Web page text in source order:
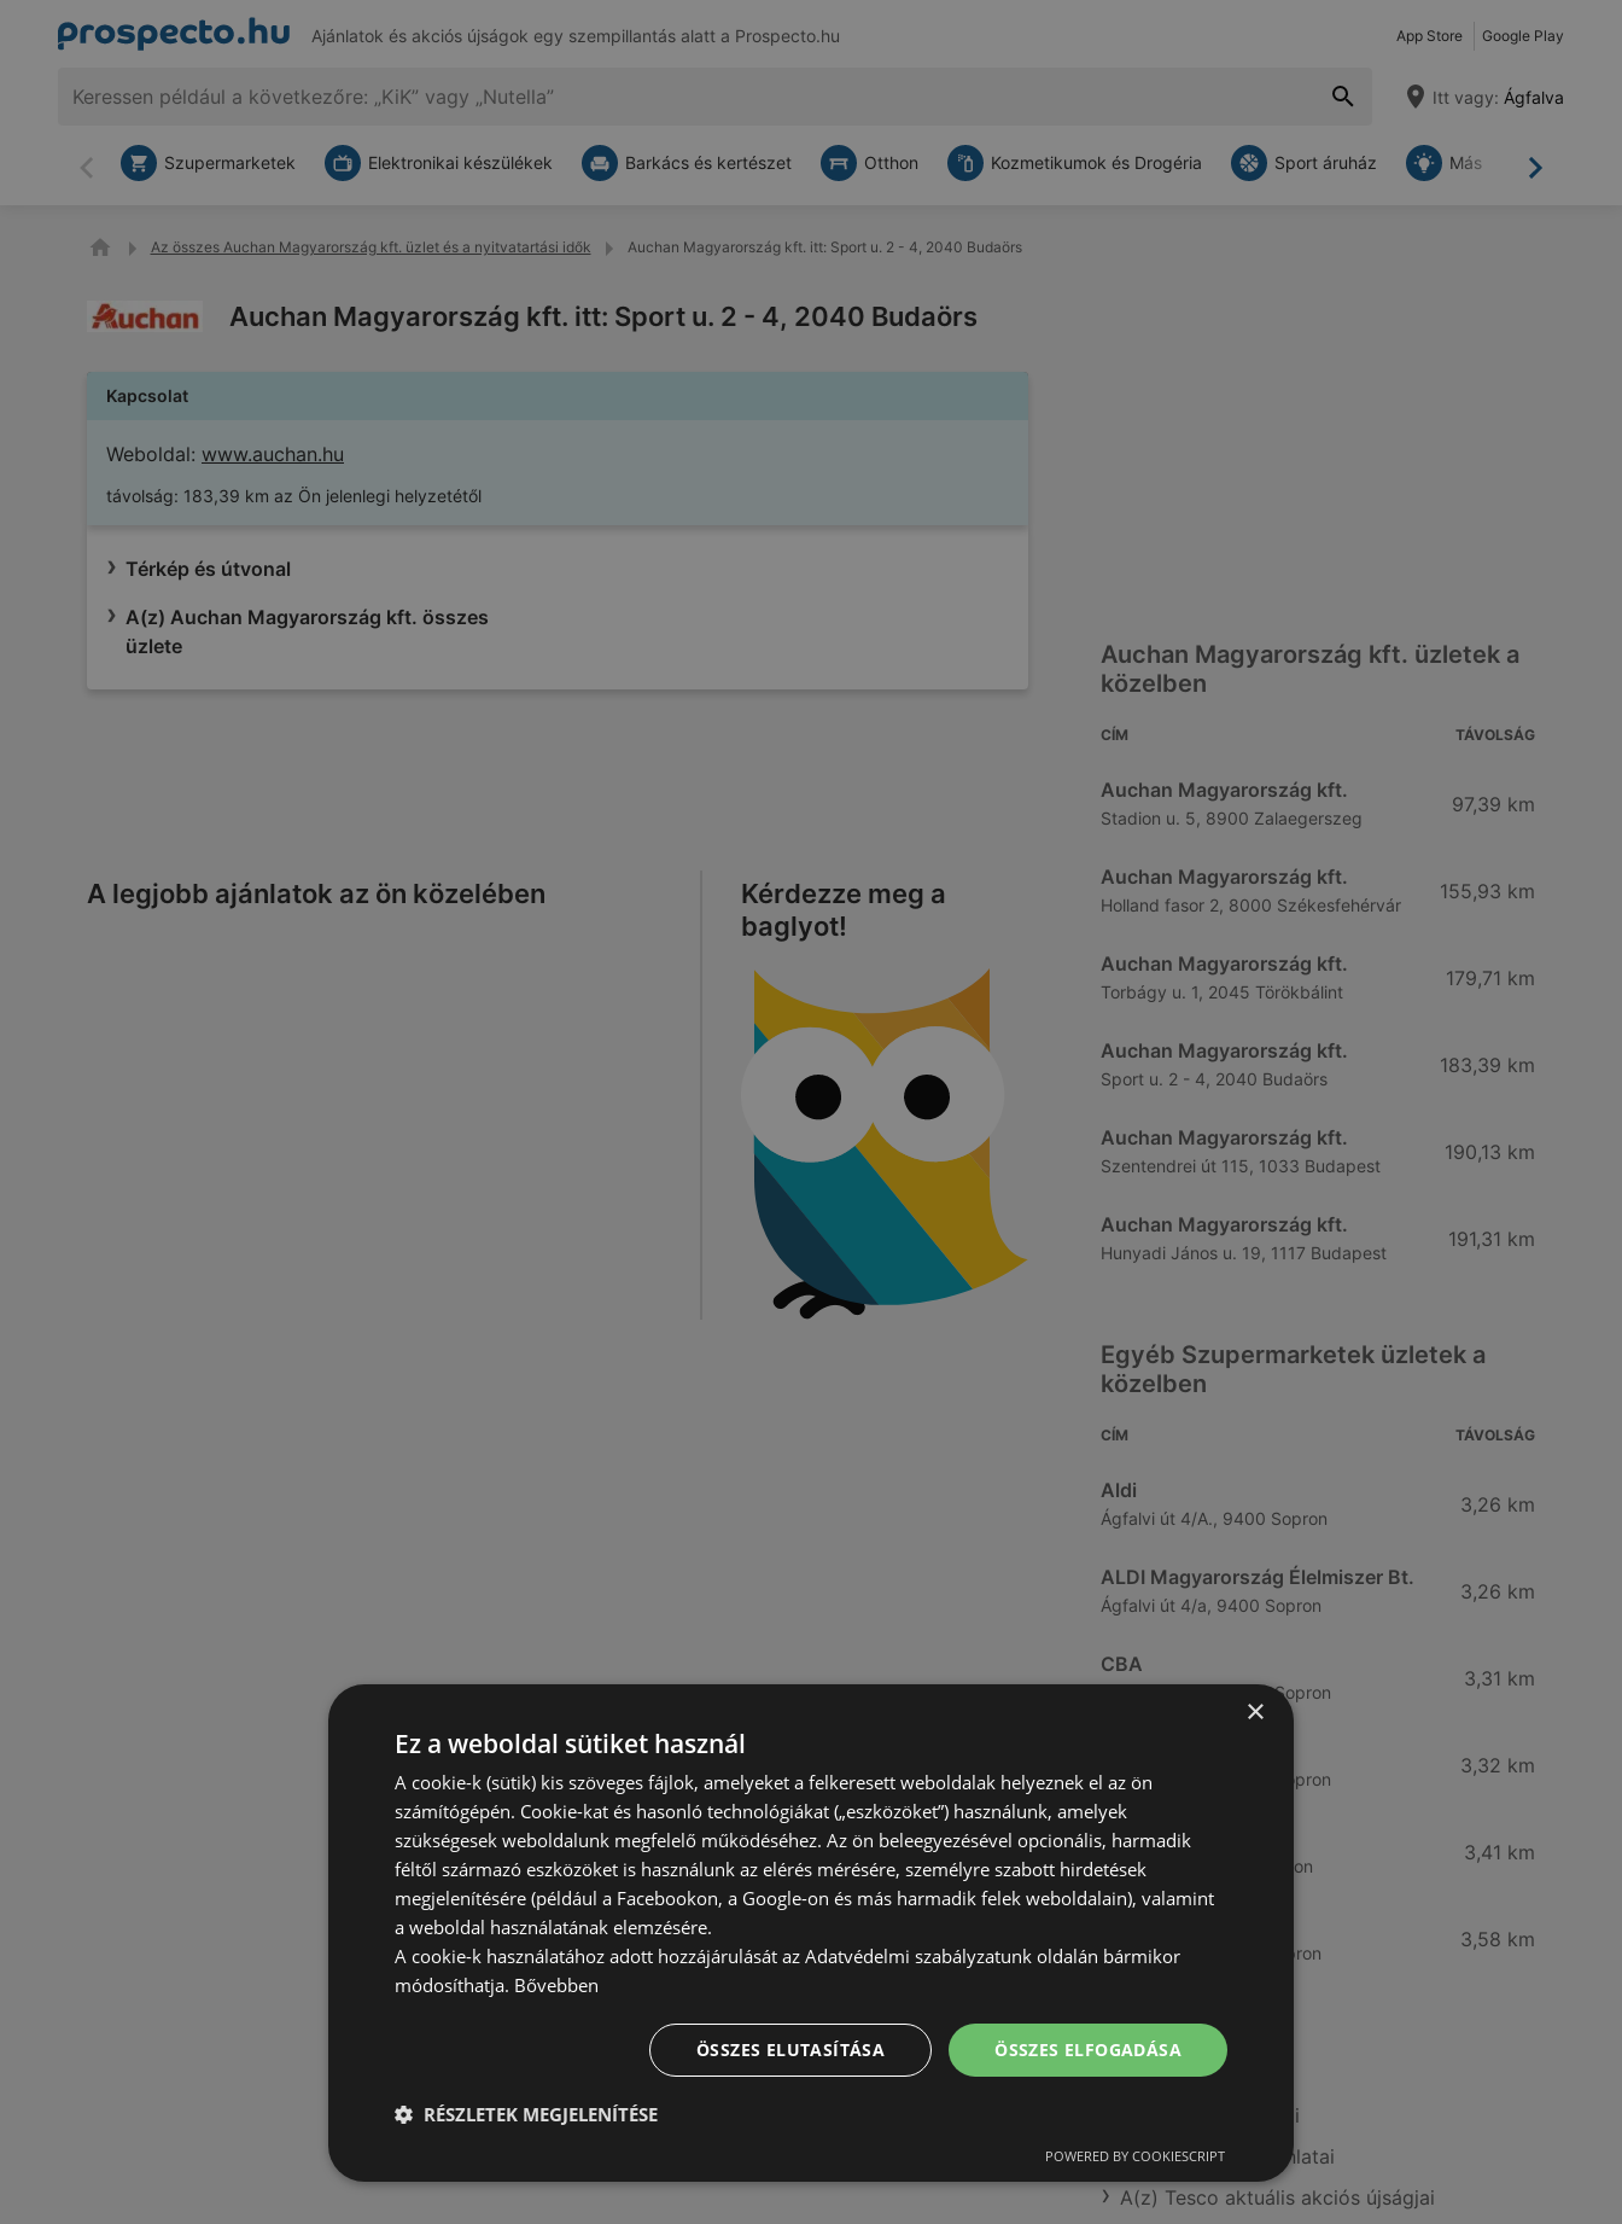
Ajánlatok és akciós újságok egy szempillantás alatt a Prospecto.hu App Store Google Play
Itt vagy: Ágfalva
Vissza Tovább
Szupermarketek Elektronikai készülékek Barkács és kertészet Otthon Kozmetikumok és Drogéria Sport áruház Más
Az összes Auchan Magyarország kft. üzlet és a nyitvatartási idők Auchan Magyarország kft. itt: Sport u. 2 - 4, 2040 Budaörs
Auchan Magyarország kft. itt: Sport u. 2 - 4, 2040 Budaörs
Kapcsolat
Weboldal: www.auchan.hu
távolság: 183,39 km az Ön jelenlegi helyzetétől
Térkép és útvonal
A(z) Auchan Magyarország kft. összes
üzlete
A legjobb ajánlatok az ön közelében
Kérdezze meg a
baglyot!
Auchan Magyarország kft. üzletek a
közelben
CÍM TÁVOLSÁG
Auchan Magyarország kft.
Stadion u. 5, 8900 Zalaegerszeg
97,39 km
Auchan Magyarország kft.
Holland fasor 2, 8000 Székesfehérvár
155,93 km
Auchan Magyarország kft.
Torbágy u. 1, 2045 Törökbálint
179,71 km
Auchan Magyarország kft.
Sport u. 2 - 4, 2040 Budaörs
183,39 km
Auchan Magyarország kft.
Szentendrei út 115, 1033 Budapest
190,13 km
Auchan Magyarország kft.
Hunyadi János u. 19, 1117 Budapest
191,31 km
Egyéb Szupermarketek üzletek a
közelben
CÍM TÁVOLSÁG
Aldi
Ágfalvi út 4/A., 9400 Sopron
3,26 km
ALDI Magyarország Élelmiszer Bt.
Ágfalvi út 4/a, 9400 Sopron
3,26 km
CBA
Somfalvi u. 14., 9400 Sopron
3,31 km
Besenyő u. 16., 9400 Sopron
3,32 km
Reál
Ibolya út 15., 9400 Sopron
3,41 km
Bánfalvi u. 14, 9400 Sopron
3,58 km
További linkek
A(z) Privát ajánlatai
A(z) AlphaZoo ajánlatai
A(z) Tesco aktuális akciós újságjai
×
Ez a weboldal sütiket használ
A cookie-k (sütik) kis szöveges fájlok, amelyeket a felkeresett weboldalak helyeznek el az ön
számítógépén. Cookie-kat és hasonló technológiákat („eszközöket”) használunk, amelyek
szükségesek weboldalunk megfelelő működéséhez. Az ön beleegyezésével opcionális, harmadik
féltől származó eszközöket is használunk az elérés mérésére, személyre szabott hirdetések
megjelenítésére (például a Facebookon, a Google-on és más harmadik felek weboldalain), valamint
a weboldal használatának elemzésére.
A cookie-k használatához adott hozzájárulását az Adatvédelmi szabályzatunk oldalán bármikor
módosíthatja. Bővebben
ÖSSZES ELFOGADÁSA
ÖSSZES ELUTASÍTÁSA
RÉSZLETEK MEGJELENÍTÉSE
POWERED BY COOKIESCRIPT